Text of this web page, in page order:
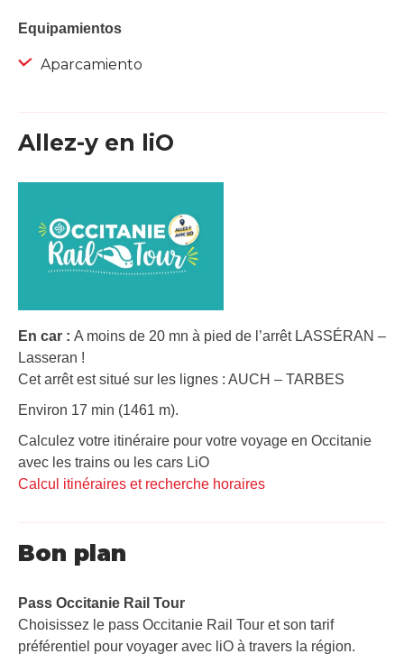
Equipamientos
Aparcamiento
Allez-y en liO
En car : A moins de 20 mn à pied de l’arrêt LASSÉRAN –
Lasseran !
Cet arrêt est situé sur les lignes : AUCH – TARBES
Environ 17 min (1461 m).
Calculez votre itinéraire pour votre voyage en Occitanie
avec les trains ou les cars LiO
Calcul itinéraires et recherche horaires
Bon plan
Pass Occitanie Rail Tour​
Choisissez le pass Occitanie Rail Tour et son tarif
préférentiel pour voyager avec liO à travers la région.